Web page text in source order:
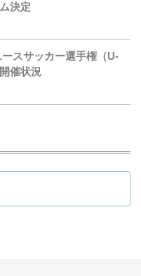
決定
スサッカー選手権（U-
催状況